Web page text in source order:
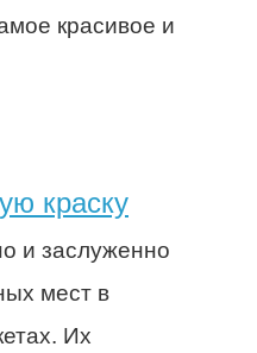
красивое и
краску
и заслуженно
мест в
Их